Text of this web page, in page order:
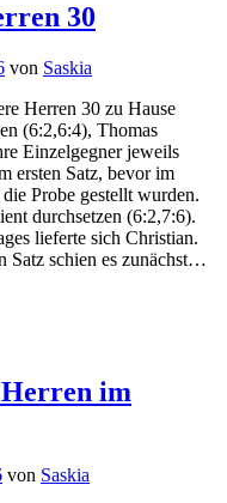
30
von Saskia
Herren 30 zu Hause
(6:2,6:4), Thomas
Einzelgegner jeweils
ersten Satz, bevor im
Probe gestellt wurden.
durchsetzen (6:2,7:6).
lieferte sich Christian.
Satz schien es zunächst…
im
von Saskia